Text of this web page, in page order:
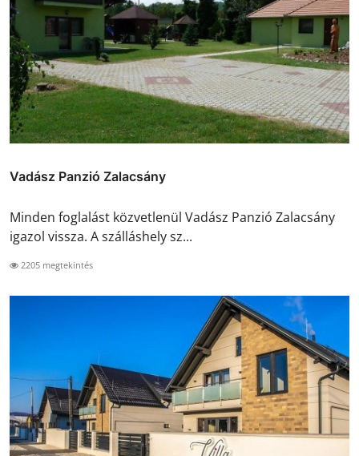
Vadász Panzió Zalacsány
Minden foglalást közvetlenül Vadász Panzió Zalacsány
igazol vissza. A szálláshely sz...
2205 megtekintés